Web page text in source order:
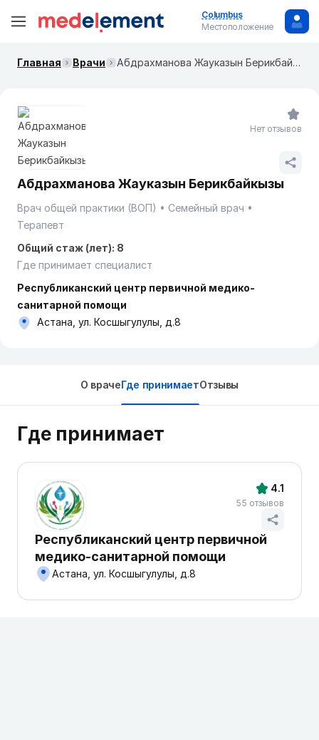
Columbus
Местоположение
Главная Врачи Абдрахманова Жауказын Берикбайкызы
Абдрахманова Жауказын Берикбайкызы
Врач общей практики (ВОП)
Семейный врач
Терапевт
Общий стаж (лет): 8
Где принимает специалист
Республиканский центр первичной медико-
санитарной помощи
Астана, ул. Косшыгулулы, д.8
Нет отзывов
О врачеГде принимаетОтзывы
Где принимает
Республиканский центр первичной
медико-санитарной помощи
Астана, ул. Косшыгулулы, д.8
4.1
55 отзывов